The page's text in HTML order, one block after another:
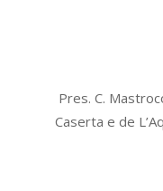
11-
28
Pres. C.
Caserta e de